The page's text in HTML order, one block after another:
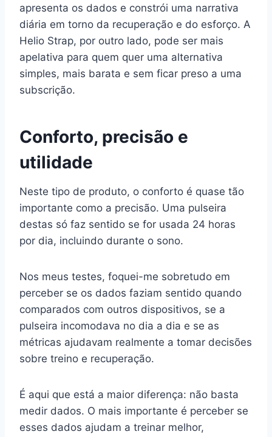
apresenta os dados e constrói uma narrativa
diária em torno da recuperação e do esforço. A
Helio Strap, por outro lado, pode ser mais
apelativa para quem quer uma alternativa
simples, mais barata e sem ficar preso a uma
subscrição.
Conforto, precisão e
utilidade
Neste tipo de produto, o conforto é quase tão
importante como a precisão. Uma pulseira
destas só faz sentido se for usada 24 horas
por dia, incluindo durante o sono.
Nos meus testes, foquei-me sobretudo em
perceber se os dados faziam sentido quando
comparados com outros dispositivos, se a
pulseira incomodava no dia a dia e se as
métricas ajudavam realmente a tomar decisões
sobre treino e recuperação.
É aqui que está a maior diferença: não basta
medir dados. O mais importante é perceber se
esses dados ajudam a treinar melhor,